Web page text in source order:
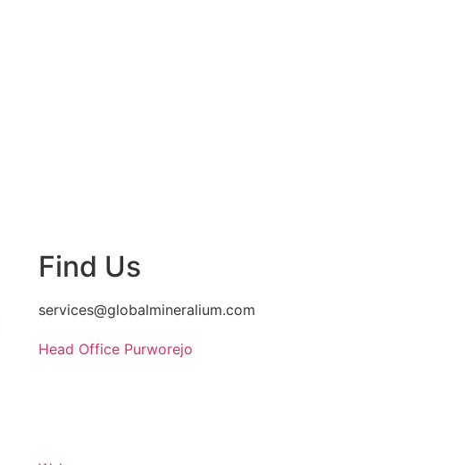
Find Us
services@globalmineralium.com
Head Office Purworejo